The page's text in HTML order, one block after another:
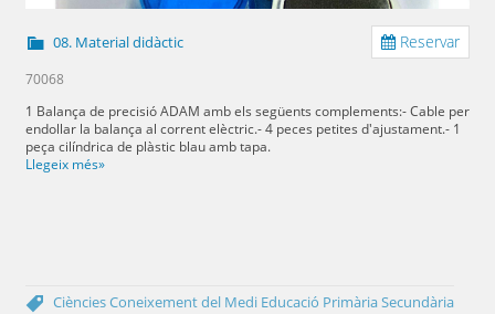
Reservar
08. Material didàctic
70068
1 Balança de precisió ADAM amb els següents complements:- Cable per
endollar la balança al corrent elèctric.- 4 peces petites d'ajustament.- 1
peça cilíndrica de plàstic blau amb tapa.
Llegeix més»
CiènciesConeixement del Medi Educació PrimàriaSecundària